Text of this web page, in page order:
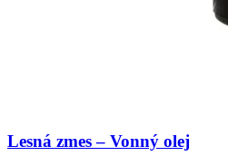
Lesná zmes – Vonný olej